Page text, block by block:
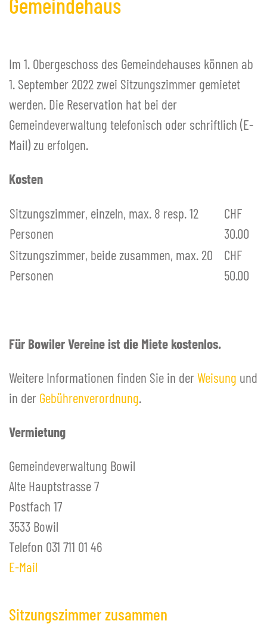
Veranstaltungen
SCHULE BOWIL
+
BIBLIOTHEK BOWIL +
Im 1. Obergeschoss des Gemeindehauses können ab
1. September 2022 zwei Sitzungszimmer gemietet
werden. Die Reservation hat bei der
Gemeindeverwaltung telefonisch oder schriftlich (E-
Mail) zu erfolgen.
Kosten
Sitzungszimmer, einzeln, max. 8 resp. 12
Personen
CHF
30.00
Sitzungszimmer, beide zusammen, max. 20
Personen
CHF
50.00
Für Bowiler Vereine ist die Miete kostenlos.
Weitere Informationen finden Sie in derWeisung und
in der Gebührenverordnung.
Vermietung
Gemeindeverwaltung Bowil
Alte Hauptstrasse 7
Postfach 17
3533 Bowil
Telefon 031 711 01 46
E-Mail
Sitzungszimmer zusammen